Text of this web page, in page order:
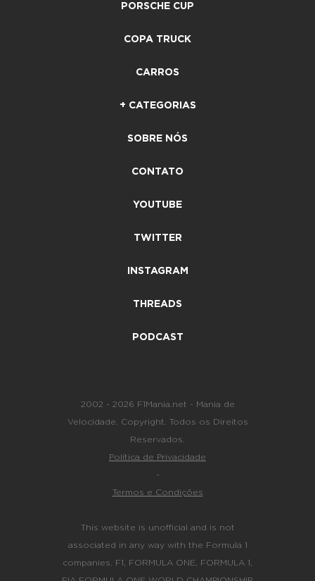
PORSCHE CUP
COPA TRUCK
CARROS
+ CATEGORIAS
SOBRE NÓS
CONTATO
YOUTUBE
TWITTER
INSTAGRAM
THREADS
PODCAST
2002 - 2026 F1Mania.net - Mania de
Velocidade. Copyright. Todos os Direitos
Reservados.
Política de Privacidade
-
Termos e Condições
This website is unofficial and is not
associated in any way with the Formula 1
companies. F1, FORMULA ONE, FORMULA 1,